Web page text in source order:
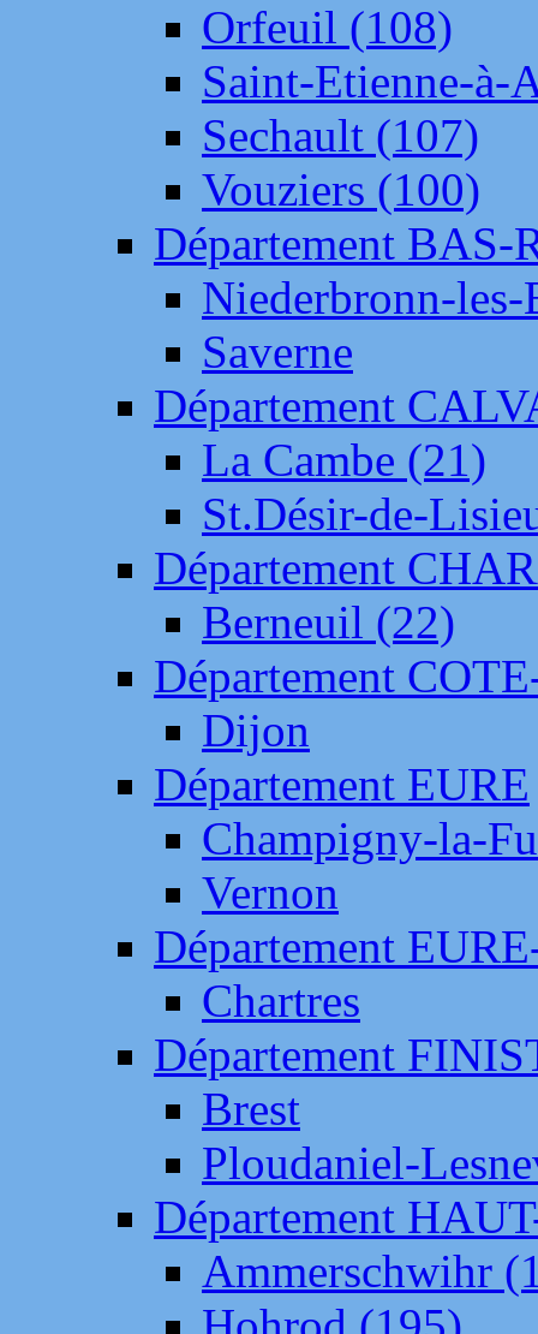
Orfeuil (108)
Saint-Etienne-à-
Sechault (107)
Vouziers (100)
Département BAS-
Niederbronn-
Saverne
Département
La Cambe (21)
St.Désir-de-
Département
Berneuil (22)
Département
Dijon
Département EURE
Champigny-la-
Vernon
Département
Chartres
Département
Brest
Ploudaniel-
Département
Ammerschwihr